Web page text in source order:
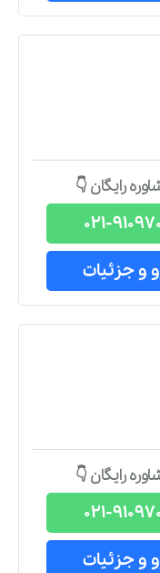
رایگان 👇
021-
و جزئیات
رایگان 👇
021-
و جزئیات